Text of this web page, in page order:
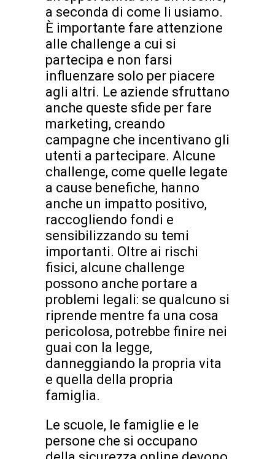
a seconda di come li usiamo.
È importante fare attenzione
alle challenge a cui si
partecipa e non farsi
influenzare solo per piacere
agli altri. Le aziende sfruttano
anche queste sfide per fare
marketing, creando
campagne che incentivano gli
utenti a partecipare. Alcune
challenge, come quelle legate
a cause benefiche, hanno
anche un impatto positivo,
raccogliendo fondi e
sensibilizzando su temi
importanti. Oltre ai rischi
fisici, alcune challenge
possono anche portare a
problemi legali: se qualcuno si
riprende mentre fa una cosa
pericolosa, potrebbe finire nei
guai con la legge,
danneggiando la propria vita
e quella della propria
famiglia.
Le scuole, le famiglie e le
persone che si occupano